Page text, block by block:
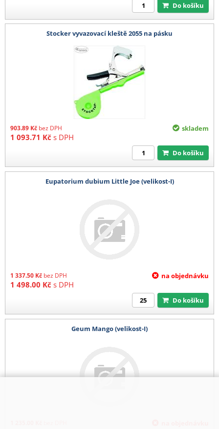
Do košíku
Stocker vyvazovací kleště 2055 na pásku
903.89 Kč bez DPH
1 093.71 Kč s DPH
skladem
Do košíku
Eupatorium dubium Little Joe (velikost-I)
1 337.50 Kč bez DPH
1 498.00 Kč s DPH
na objednávku
Do košíku
Geum Mango (velikost-I)